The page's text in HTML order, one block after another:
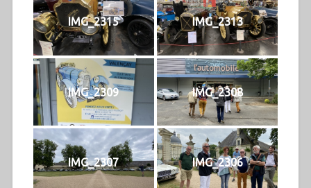
IMG_2315 IMG_2313
IMG_2309 IMG_2308
IMG_2307 IMG_2306